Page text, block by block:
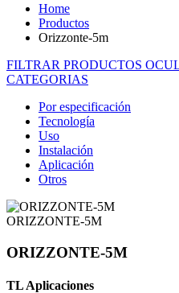
Home
Productos
Orizzonte-5m
FILTRAR PRODUCTOS
CATEGORIAS
Por especificación
Tecnología
Uso
Instalación
Aplicación
Otros
ORIZZONTE-5M
ORIZZONTE-5M
TL Aplicaciones